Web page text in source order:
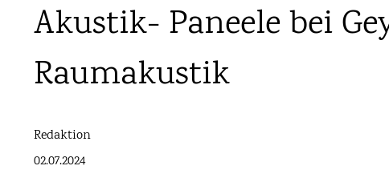
Akustik- Paneele bei
Raumakustik
Redaktion
02.07.2024